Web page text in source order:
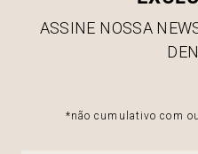
ASSINE NOSSA
*não cumulativo com